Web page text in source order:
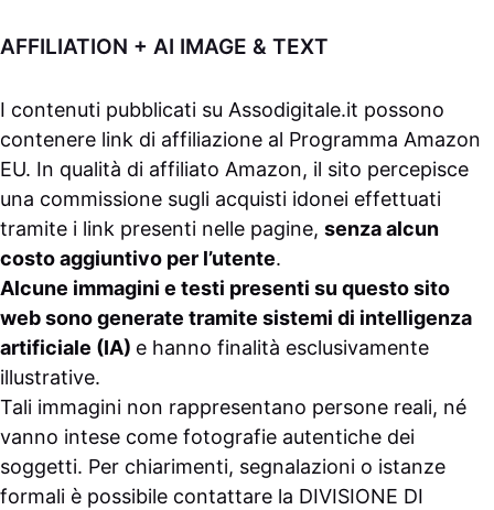
AFFILIATION + AI IMAGE & TEXT
I contenuti pubblicati su Assodigitale.it possono
contenere link di affiliazione al Programma Amazon
EU. In qualità di affiliato Amazon, il sito percepisce
una commissione sugli acquisti idonei effettuati
tramite i link presenti nelle pagine, senza alcun
costo aggiuntivo per l’utente.
Alcune immagini e testi presenti su questo sito
web sono generate tramite sistemi di intelligenza
artificiale (IA) e hanno finalità esclusivamente
illustrative.
Tali immagini non rappresentano persone reali, né
vanno intese come fotografie autentiche dei
soggetti. Per chiarimenti, segnalazioni o istanze
formali è possibile contattare la DIVISIONE DI